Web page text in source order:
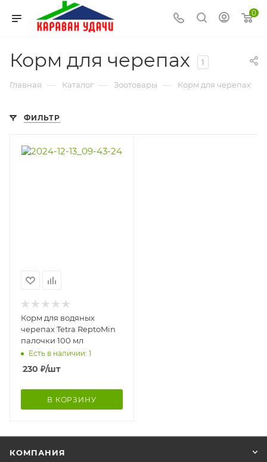
0
Корм для черепах 1
Главная — Каталог — Зоотовары — Корм для черепах
ФИЛЬТР
Корм для водяных
черепах Tetra ReptoMin
палочки 100 мл
Есть в наличии: 1
230 ₽/шт
В КОРЗИНУ
КОМПАНИЯ